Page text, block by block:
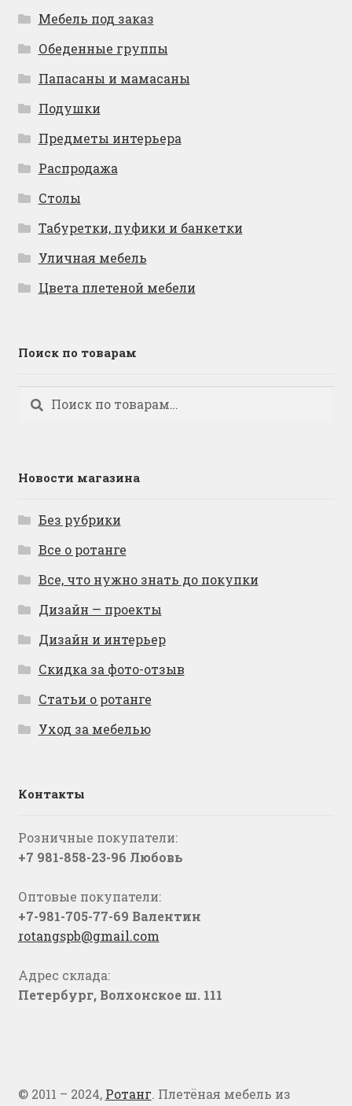
Мебель под заказ
Обеденные группы
Папасаны и мамасаны
Подушки
Предметы интерьера
Распродажа
Столы
Табуретки, пуфики и банкетки
Уличная мебель
Цвета плетеной мебели
Поиск по товарам
Искать:
Поиск
Новости магазина
Без рубрики
Все о ротанге
Все, что нужно знать до покупки
Дизайн — проекты
Дизайн и интерьер
Скидка за фото-отзыв
Статьи о ротанге
Уход за мебелью
Контакты
Розничные покупатели:
+7 981-858-23-96 Любовь
Оптовые покупатели:
+7-981-705-77-69 Валентин
rotangspb@gmail.com
Адрес склада:
Петербург, Волхонское ш. 111
© 2011 – 2024, Ротанг. Плетёная мебель из